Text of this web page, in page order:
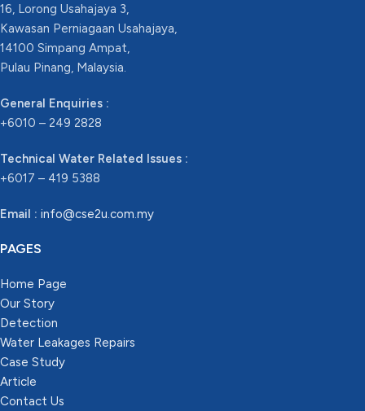
16, Lorong Usahajaya 3,
Kawasan Perniagaan Usahajaya,
14100 Simpang Ampat,
Pulau Pinang, Malaysia.
General Enquiries :
+6010 – 249 2828
Technical Water Related Issues :
+6017 – 419 5388
Email : info@cse2u.com.my
PAGES
Home Page
Our Story
Detection
Water Leakages Repairs
Case Study
Article
Contact Us